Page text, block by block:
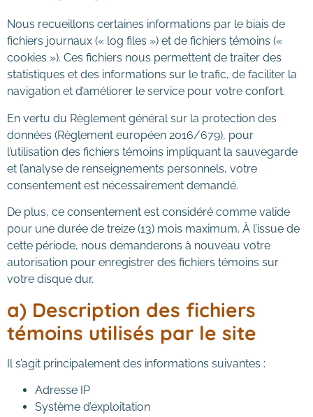
Nous recueillons certaines informations par le biais de
fichiers journaux (« log files ») et de fichiers témoins («
cookies »). Ces fichiers nous permettent de traiter des
statistiques et des informations sur le trafic, de faciliter la
navigation et d’améliorer le service pour votre confort.
En vertu du Règlement général sur la protection des
données (Règlement européen 2016/679), pour
l’utilisation des fichiers témoins impliquant la sauvegarde
et l’analyse de renseignements personnels, votre
consentement est nécessairement demandé.
De plus, ce consentement est considéré comme valide
pour une durée de treize (13) mois maximum. À l’issue de
cette période, nous demanderons à nouveau votre
autorisation pour enregistrer des fichiers témoins sur
votre disque dur.
a) Description des fichiers
témoins utilisés par le site
Il s’agit principalement des informations suivantes :
Adresse IP
Système d’exploitation